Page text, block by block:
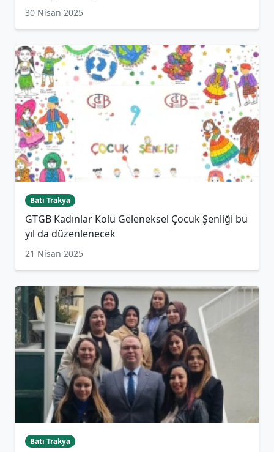
30 Nisan 2025
Batı Trakya
GTGB Kadınlar Kolu Geleneksel Çocuk Şenliği bu
yıl da düzenlenecek
21 Nisan 2025
Batı Trakya